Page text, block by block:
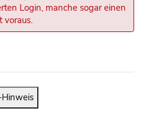
Login, manche sogar einen
voraus.
Hinweis